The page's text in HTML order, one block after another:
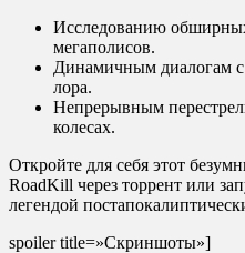
Исследованию
мегаполисов.
Динамичным диалогам
лора.
Непрерывным
колесах.
Откройте для себя этот
RoadKill через торрент или
легендой
spoiler title=»Скриншоты»]